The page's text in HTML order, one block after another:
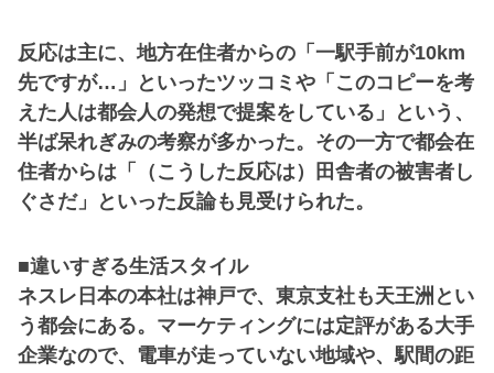
反応は主に、地方在住者からの「一駅手前が10km
先ですが…」といったツッコミや「このコピーを考
えた人は都会人の発想で提案をしている」という、
半ば呆れぎみの考察が多かった。その一方で都会在
住者からは「（こうした反応は）田舎者の被害者し
ぐさだ」といった反論も見受けられた。
■違いすぎる生活スタイル
ネスレ日本の本社は神戸で、東京支社も天王洲とい
う都会にある。マーケティングには定評がある大手
企業なので、電車が走っていない地域や、駅間の距